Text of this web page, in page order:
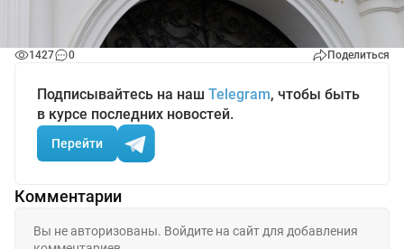
1427 0 Поделиться
Подписывайтесь на наш Telegram, чтобы быть
в курсе последних новостей.
Перейти
Комментарии